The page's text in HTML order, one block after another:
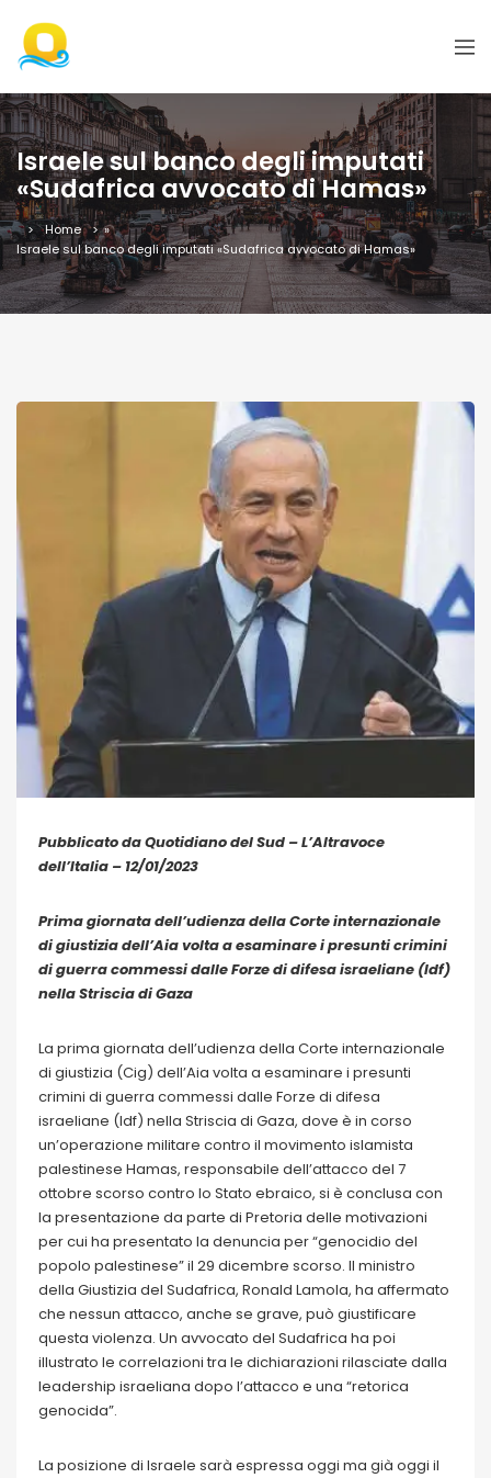
Israele sul banco degli imputati
«Sudafrica avvocato di Hamas»
Home
»
Israele sul banco degli imputati «Sudafrica avvocato di Hamas»
Pubblicato da Quotidiano del Sud – L’Altravoce
dell’Italia – 12/01/2023
Prima giornata dell’udienza della Corte internazionale
di giustizia dell’Aia volta a esaminare i presunti crimini
di guerra commessi dalle Forze di difesa israeliane (Idf)
nella Striscia di Gaza
La prima giornata dell’udienza della Corte internazionale
di giustizia (Cig) dell’Aia volta a esaminare i presunti
crimini di guerra commessi dalle Forze di difesa
israeliane (Idf) nella Striscia di Gaza, dove è in corso
un’operazione militare contro il movimento islamista
palestinese Hamas, responsabile dell’attacco del 7
ottobre scorso contro lo Stato ebraico, si è conclusa con
la presentazione da parte di Pretoria delle motivazioni
per cui ha presentato la denuncia per “genocidio del
popolo palestinese” il 29 dicembre scorso. Il ministro
della Giustizia del Sudafrica, Ronald Lamola, ha affermato
che nessun attacco, anche se grave, può giustificare
questa violenza. Un avvocato del Sudafrica ha poi
illustrato le correlazioni tra le dichiarazioni rilasciate dalla
leadership israeliana dopo l’attacco e una “retorica
genocida”.
La posizione di Israele sarà espressa oggi ma già oggi il